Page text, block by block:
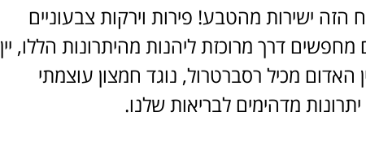
ישירות מהטבע! פירות וירקות צבעוניים
דרך מרוכזת ליהנות מהיתרונות הללו, יין
מכיל רסברטרול, נוגד חמצון עוצמתי
מדהימים לבריאות שלנו.